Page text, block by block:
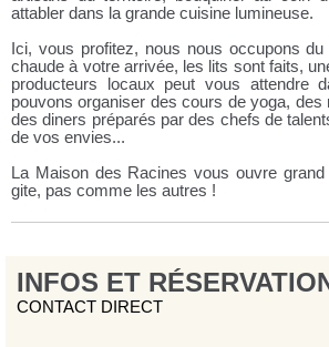
attabler dans la grande cuisine lumineuse.
Ici, vous profitez, nous nous occupons
chaude à votre arrivée, les lits sont faits,
producteurs locaux peut vous attendre
pouvons organiser des cours de yoga,
des diners préparés par des chefs de
de vos envies...
La Maison des Racines vous ouvre
gite, pas comme les autres !
INFOS ET
CONTACT DIRECT